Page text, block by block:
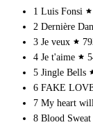
1 Luis Fonsi
2 Dernière
3 Je veux
4 Je t'aime
5 Jingle Bells
6 FAKE
7 My heart
8 Blood